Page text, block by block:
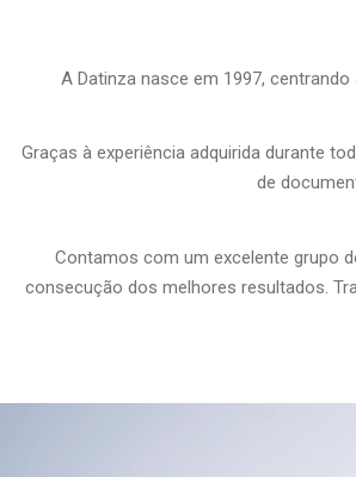
A Datinza nasce em 1997,
Graças à experiência adquirida durante
de
Contamos com um excelente grupo
consecução dos melhores resultados.